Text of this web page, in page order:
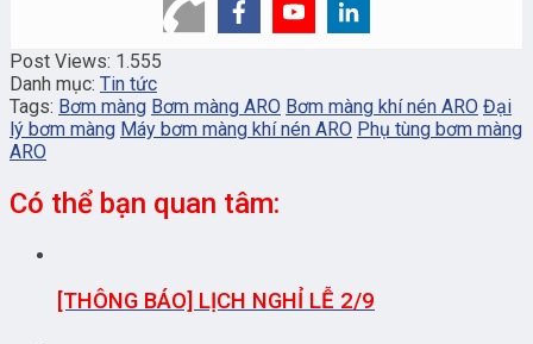
Post Views: 1.555
Danh mục: Tin tức
Tags: Bơm màng Bơm màng ARO Bơm màng khí nén ARO Đại
lý bơm màng Máy bơm màng khí nén ARO Phụ tùng bơm màng
ARO
Có thể bạn quan tâm:
[THÔNG BÁO] LỊCH NGHỈ LỄ 2/9